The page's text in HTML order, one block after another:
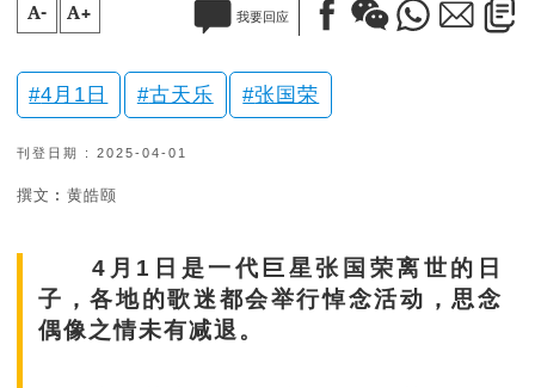
A- A+ 我要回应
4月1日 古天乐 张国荣
刊登日期 : 2025-04-01
撰文︰黄皓颐
4月1日是一代巨星张国荣离世的日
子，各地的歌迷都会举行悼念活动，思念
偶像之情未有减退。